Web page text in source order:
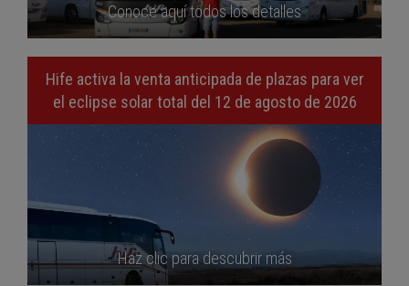
Conoce aquí todos los detalles
Hife activa la venta anticipada de plazas para ver
el eclipse solar total del 12 de agosto de 2026
Haz clic para descubrir más